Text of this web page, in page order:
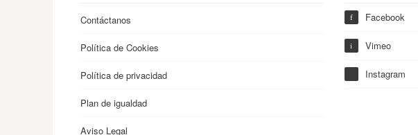
Contáctanos
Política de Cookies
Política de privacidad
Plan de igualdad
Aviso Legal
f Facebook
i Vimeo
Instagram